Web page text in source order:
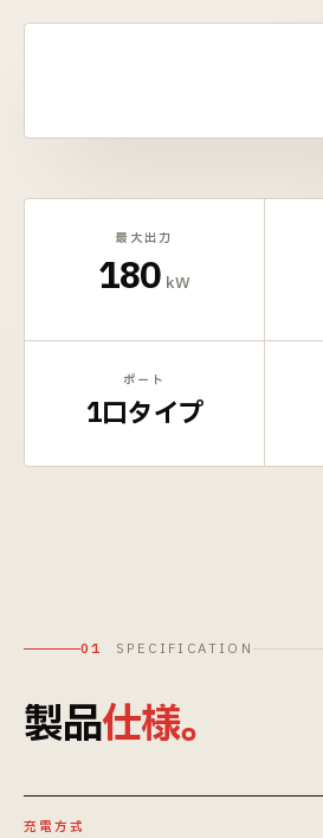
最大出力
180 kW
ポート
1口タイプ
01 SPECIFICATION
製品仕様。
充電方式